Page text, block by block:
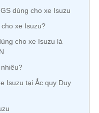
dùng cho xe Isuzu
xe Isuzu?
cho xe Isuzu là
Isuzu tại Ắc quy Duy